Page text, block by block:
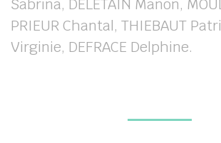
Sabrina, DELETAIN Manon,
PRIEUR Chantal, THIEBAUT
Virginie, DEFRACE Delphine.